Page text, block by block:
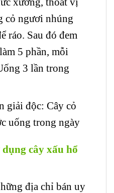
cỏ ngươi nhúng
ráo. Sau đó đem
5 phần, mỗi
3 lần trong
giải độc: Cây cỏ
uống trong ngày
cây xấu hổ
địa chỉ bán uy